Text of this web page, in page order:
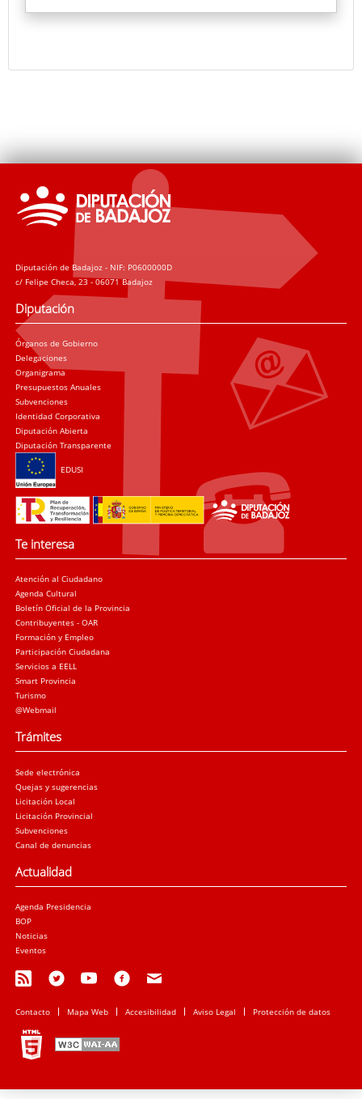
En cuanto al Premio del Jurado Popular, ha viajado
Diputación de Badajoz - NIF: P0600000D
c/ Felipe Checa, 23 - 06071 Badajoz
Diputación
Órganos de Gobierno
Delegaciones
Organigrama
Presupuestos Anuales
Subvenciones
Identidad Corporativa
Diputación Abierta
Diputación Transparente
EDUSI
Te interesa
Atención al Ciudadano
Agenda Cultural
Boletín Oficial de la Provincia
Contribuyentes - OAR
Formación y Empleo
Participación Ciudadana
Servicios a EELL
Smart Provincia
Turismo
@Webmail
Trámites
Sede electrónica
Quejas y sugerencias
Licitación Local
Licitación Provincial
Subvenciones
Canal de denuncias
Actualidad
Agenda Presidencia
BOP
Noticias
Eventos
Contacto Mapa Web Accesibilidad Aviso Legal Protección de datos